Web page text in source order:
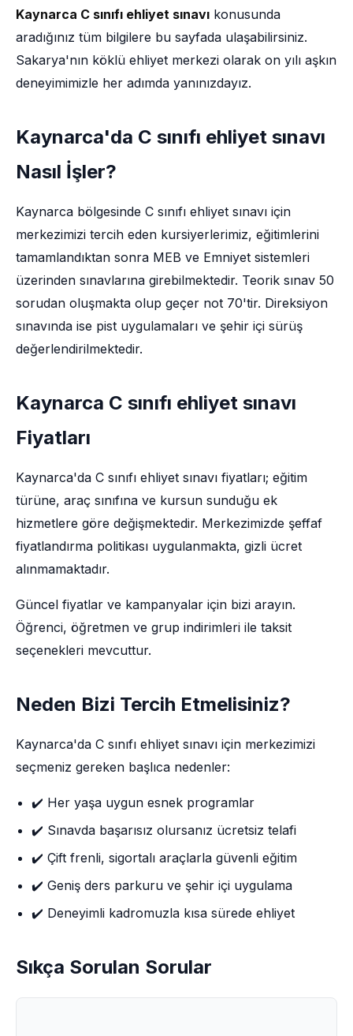
Kaynarca C sınıfı ehliyet sınavı konusunda
aradığınız tüm bilgilere bu sayfada ulaşabilirsiniz.
Sakarya'nın köklü ehliyet merkezi olarak on yılı aşkın
deneyimimizle her adımda yanınızdayız.
Kaynarca'da C sınıfı ehliyet sınavı
Nasıl İşler?
Kaynarca bölgesinde C sınıfı ehliyet sınavı için
merkezimizi tercih eden kursiyerlerimiz, eğitimlerini
tamamlandıktan sonra MEB ve Emniyet sistemleri
üzerinden sınavlarına girebilmektedir. Teorik sınav 50
sorudan oluşmakta olup geçer not 70'tir. Direksiyon
sınavında ise pist uygulamaları ve şehir içi sürüş
değerlendirilmektedir.
Kaynarca C sınıfı ehliyet sınavı
Fiyatları
Kaynarca'da C sınıfı ehliyet sınavı fiyatları; eğitim
türüne, araç sınıfına ve kursun sunduğu ek
hizmetlere göre değişmektedir. Merkezimizde şeffaf
fiyatlandırma politikası uygulanmakta, gizli ücret
alınmamaktadır.
Güncel fiyatlar ve kampanyalar için bizi arayın.
Öğrenci, öğretmen ve grup indirimleri ile taksit
seçenekleri mevcuttur.
Neden Bizi Tercih Etmelisiniz?
Kaynarca'da C sınıfı ehliyet sınavı için merkezimizi
seçmeniz gereken başlıca nedenler:
✔️ Her yaşa uygun esnek programlar
✔️ Sınavda başarısız olursanız ücretsiz telafi
✔️ Çift frenli, sigortalı araçlarla güvenli eğitim
✔️ Geniş ders parkuru ve şehir içi uygulama
✔️ Deneyimli kadromuzla kısa sürede ehliyet
Sıkça Sorulan Sorular